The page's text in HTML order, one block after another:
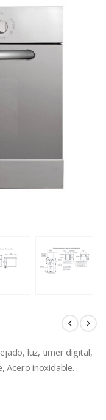
luz, timer digital,
Acero inoxidable.-